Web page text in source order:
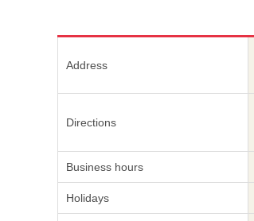
Address
Directions
Business hours
Holidays